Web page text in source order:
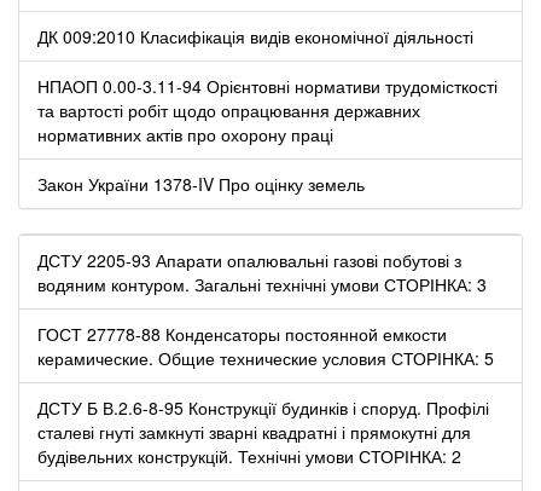
ДК 009:2010 Класифікація видів економічної діяльності
НПАОП 0.00-3.11-94 Орієнтовні нормативи трудомісткості
та вартості робіт щодо опрацювання державних
нормативних актів про охорону праці
Закон України 1378-IV Про оцінку земель
ДСТУ 2205-93 Апарати опалювальні газові побутові з
водяним контуром. Загальні технічні умови СТОРІНКА: 3
ГОСТ 27778-88 Конденсаторы постоянной емкости
керамические. Общие технические условия СТОРІНКА: 5
ДСТУ Б В.2.6-8-95 Конструкції будинків і споруд. Профілі
сталеві гнуті замкнуті зварні квадратні і прямокутні для
будівельних конструкцій. Технічні умови СТОРІНКА: 2